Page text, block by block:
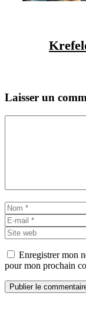
Laisser un
Nom
Enregistrer mon
pour mon prochain